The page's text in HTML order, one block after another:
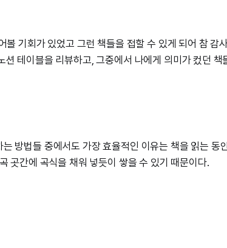
볼 기회가 있었고 그런 책들을 접할 수 있게 되어 참 감
션 테이블을 리뷰하고, 그중에서 나에게 의미가 컸던 책
방법들 중에서도 가장 효율적인 이유는 책을 읽는 동
곳간에 곡식을 채워 넣듯이 쌓을 수 있기 때문이다.